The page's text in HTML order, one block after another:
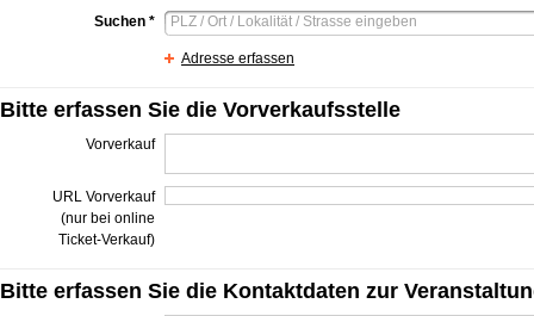
Suchen *
Adresse erfassen
Bitte erfassen Sie die Vorverkaufsstelle
Vorverkauf
URL Vorverkauf
(nur bei online
Ticket-Verkauf)
Bitte erfassen Sie die Kontaktdaten zur